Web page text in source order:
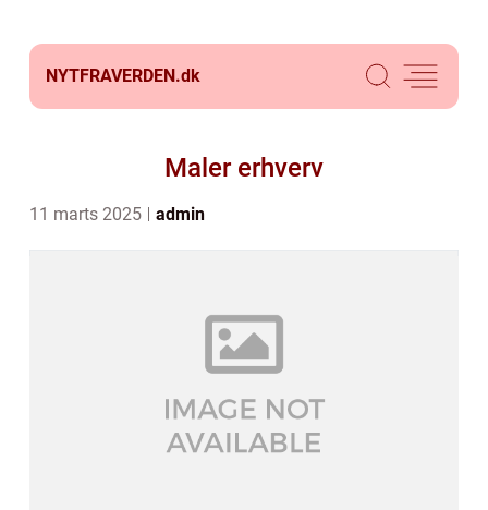
NYTFRAVERDEN.dk
Maler erhverv
11 marts 2025 admin